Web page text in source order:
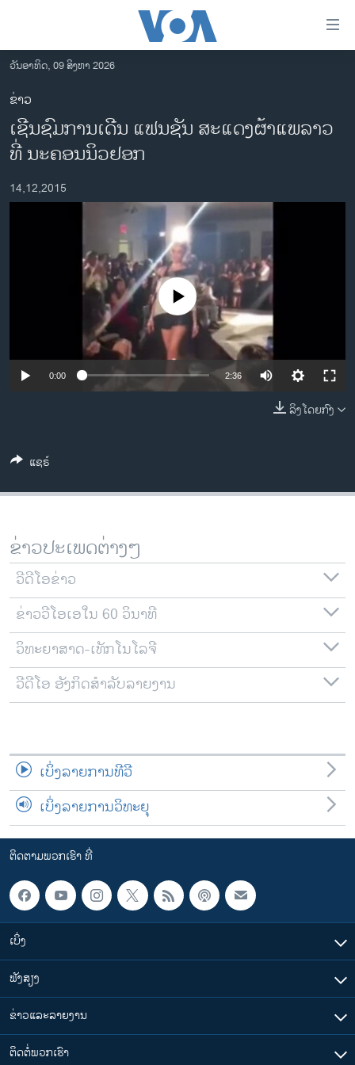
ເຂົ້າ
ຫາ
ຂ້າມ
ຂ້າມ
ຂ້າມ
ໄປ
ຫາ
ຊອກ
ອາເມຣິກາ
ຂ່າວ​ຈີນ
ອິດສະຫຼະພາບດ້ານການຂ່າວ
ຊຸມຊົນຊາວລາວ
ວິທະຍາສາດ-ເທັກໂນໂລຈີ
ວີດີໂອ
ລາຍງານ
ພາສາຕ່າງໆ
ວັນອາທິດ, 09 ສິງຫາ 2026
ຂ່າວ
ເຊີນຊົມການເດີນ ແຟນຊັນ ສະແດງຜ້າແພລາວ
ທີ່ ນະຄອນນິວຢອກ
14,12,2015
No media source currently available
0:00 2:36
ລິງໂດຍກົງ
ແຊຣ໌
ຂ່າວປະເພດຕ່າງໆ
ວີດີໂອຂ່າວ
ຂ່າວວີໂອເອໃນ 60 ວິນາທີ
ວິທະຍາສາດ-ເທັກໂນໂລຈີ
ວີດີໂອ ອັງກິດສຳລັບລາຍງານ
ເບິ່ງລາຍການທີວີ
ເບິ່ງລາຍການວິທະຍຸ
ຕິດຕາມພວກເຮົາ ທີ່
ເບິ່ງ
ຟັງສຽງ
ຂ່າວແລະລາຍງານ
ຕິດຕໍ່ພວກເຮົາ